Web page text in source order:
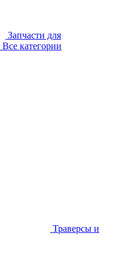
Запчасти для
Все категории
Траверсы и